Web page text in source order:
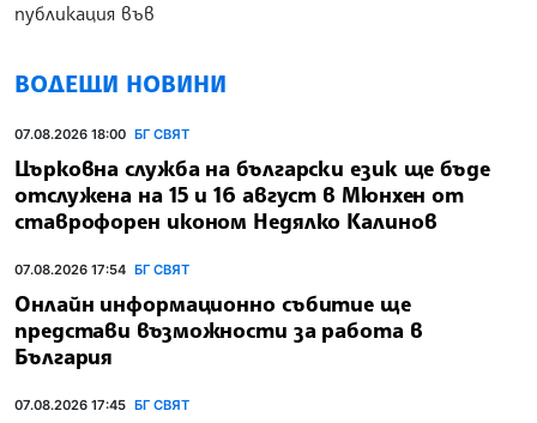
публикация във
ВОДЕЩИ НОВИНИ
07.08.2026 18:00 БГ СВЯТ
Църковна служба на български език ще бъде
отслужена на 15 и 16 август в Мюнхен от
ставрофорен иконом Недялко Калинов
07.08.2026 17:54 БГ СВЯТ
Онлайн информационно събитие ще
представи възможности за работа в
България
07.08.2026 17:45 БГ СВЯТ